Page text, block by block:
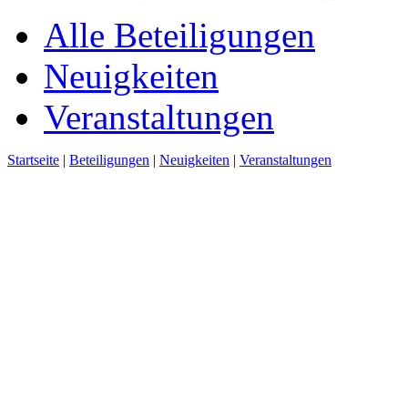
Alle Beteiligungen
Neuigkeiten
Veranstaltungen
Startseite | Beteiligungen | Neuigkeiten | Veranstaltungen